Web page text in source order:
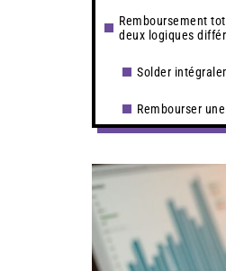
Remboursement
deux logiques
Solder
Rembourser